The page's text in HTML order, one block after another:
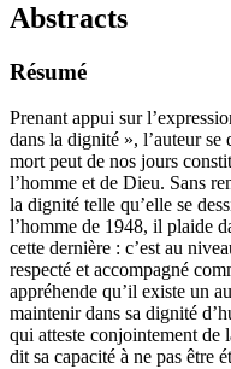
Abstracts
Résumé
Prenant appui sur
dans la dignité », l’auteur se
mort peut de nos jours
l’homme et de Dieu. Sans
la dignité telle qu’elle se
l’homme de 1948, il plaide
cette dernière : c’est au
respecté et accompagné
appréhende qu’il existe un
maintenir dans sa dignité
qui atteste conjointement de
dit sa capacité à ne pas être